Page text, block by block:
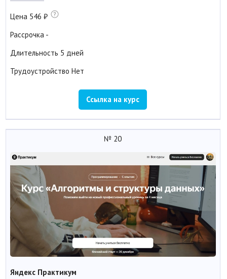
Цена 546
Рассрочка -
Длительность 5 дней
Трудоустройство Нет
Ссылка на курс
№ 20
Яндекс Практикум